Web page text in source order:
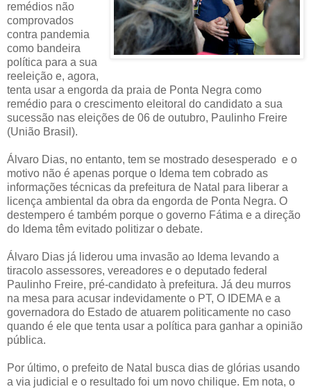
remédios não
comprovados
contra pandemia
como bandeira
política para a sua
reeleição e, agora,
tenta usar a engorda da praia de Ponta Negra como
remédio para o crescimento eleitoral do candidato a sua
sucessão nas eleições de 06 de outubro, Paulinho Freire
(União Brasil).
Álvaro Dias, no entanto, tem se mostrado desesperado e o
motivo não é apenas porque o Idema tem cobrado as
informações técnicas da prefeitura de Natal para liberar a
licença ambiental da obra da engorda de Ponta Negra. O
destempero é também porque o governo Fátima e a direção
do Idema têm evitado politizar o debate.
Álvaro Dias já liderou uma invasão ao Idema levando a
tiracolo assessores, vereadores e o deputado federal
Paulinho Freire, pré-candidato à prefeitura. Já deu murros
na mesa para acusar indevidamente o PT, O IDEMA e a
governadora do Estado de atuarem politicamente no caso
quando é ele que tenta usar a política para ganhar a opinião
pública.
Por último, o prefeito de Natal busca dias de glórias usando
a via judicial e o resultado foi um novo chilique. Em nota, o